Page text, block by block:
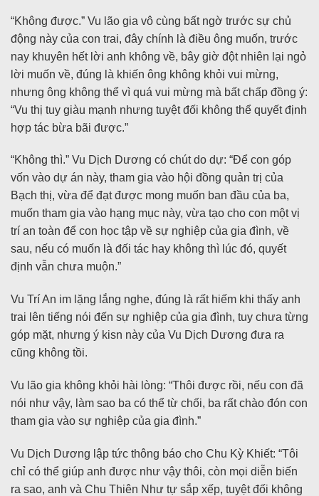
“Không được.” Vu lão gia vô cùng bất ngờ trước sự chủ
động này của con trai, đây chính là điều ông muốn, trước
nay khuyên hết lời anh không về, bây giờ đột nhiên lại ngỏ
lời muốn về, đúng là khiến ông không khỏi vui mừng,
nhưng ông không thể vì quá vui mừng mà bất chấp đồng ý:
“Vu thị tuy giàu mạnh nhưng tuyệt đối không thể quyết định
hợp tác bừa bãi được.”
“Không thì.” Vu Dịch Dương có chút do dự: “Để con góp
vốn vào dự án này, tham gia vào hội đồng quản trị của
Bạch thị, vừa để đạt được mong muốn ban đầu của ba,
muốn tham gia vào hạng mục này, vừa tạo cho con một vị
trí an toàn để con học tập về sự nghiệp của gia đình, về
sau, nếu có muốn là đối tác hay không thì lúc đó, quyết
định vẫn chưa muộn.”
Vu Trí An im lặng lắng nghe, đúng là rất hiếm khi thấy anh
trai lên tiếng nói đến sự nghiệp của gia đình, tuy chưa từng
góp mặt, nhưng ý kisn này của Vu Dịch Dương đưa ra
cũng không tồi.
Vu lão gia không khỏi hài lòng: “Thôi được rồi, nếu con đã
nói như vậy, làm sao ba có thể từ chối, ba rất chào đón con
tham gia vào sự nghiệp của gia đình.”
Vu Dịch Dương lập tức thông báo cho Chu Kỳ Khiết: “Tôi
chỉ có thể giúp anh được như vậy thôi, còn mọi diễn biến
ra sao, anh và Chu Thiên Như tự sắp xếp, tuyệt đối không